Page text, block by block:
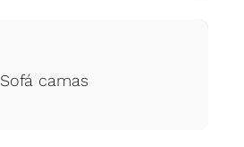
Sofá camas